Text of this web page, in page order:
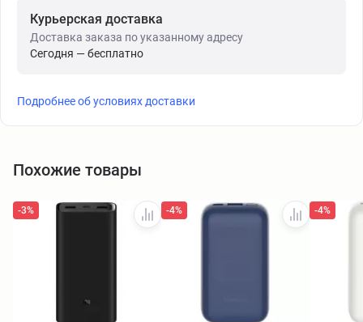
Курьерская доставка
Доставка заказа по указанному адресу
Сегодня — бесплатно
Подробнее об условиях доставки
Похожие товары
-3% -4% -4%